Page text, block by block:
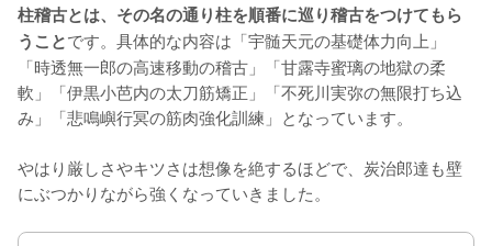
柱稽古とは、その名の通り柱を順番に巡り稽古をつけてもら
うことです。具体的な内容は「宇髄天元の基礎体力向上」
「時透無一郎の高速移動の稽古」「甘露寺蜜璃の地獄の柔
軟」「伊黒小芭内の太刀筋矯正」「不死川実弥の無限打ち込
み」「悲鳴嶼行冥の筋肉強化訓練」となっています。
やはり厳しさやキツさは想像を絶するほどで、炭治郎達も壁
にぶつかりながら強くなっていきました。